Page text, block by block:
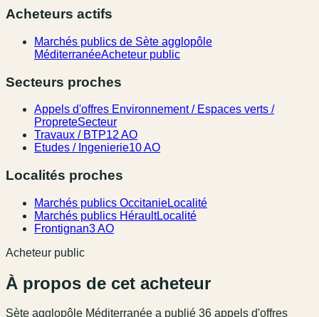
Acheteurs actifs
Marchés publics de Sète agglopôle
MéditerranéeAcheteur public
Secteurs proches
Appels d'offres Environnement / Espaces verts /
PropreteSecteur
Travaux / BTP12 AO
Etudes / Ingenierie10 AO
Localités proches
Marchés publics OccitanieLocalité
Marchés publics HéraultLocalité
Frontignan3 AO
Acheteur public
À propos de cet acheteur
Sète agglopôle Méditerranée a publié 36 appel s d'offres